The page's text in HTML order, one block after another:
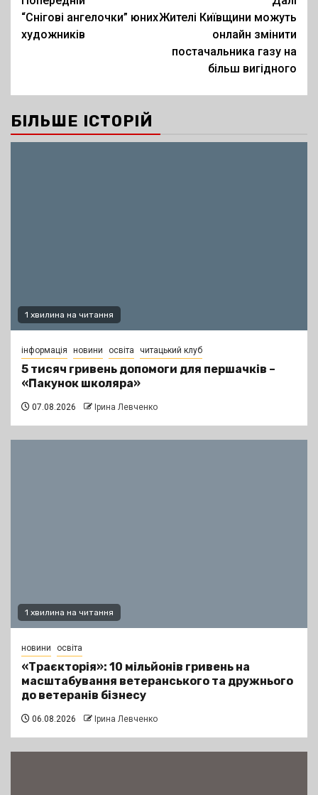
navigation
“Снігові ангелочки” юних
художників
Жителі Київщини можуть
онлайн змінити
постачальника газу на
більш вигідного
БІЛЬШЕ ІСТОРІЙ
1 хвилина на читання
інформація новини освіта читацький клуб
5 тисяч гривень допомоги для першачків –
«Пакунок школяра»
07.08.2026 Ірина Левченко
1 хвилина на читання
новини освіта
«Траєкторія»: 10 мільйонів гривень на
масштабування ветеранського та дружнього
до ветеранів бізнесу
06.08.2026 Ірина Левченко